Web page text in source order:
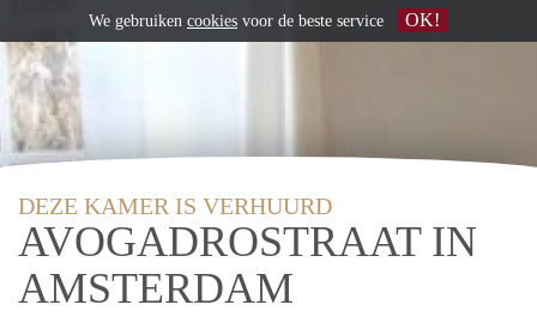
DEZE KAMER IS VERHUURD
AVOGADROSTRAAT IN
AMSTERDAM
We gebruiken cookies voor de beste service OK!